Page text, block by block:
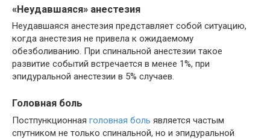
«Неудавшаяся» анестезия
Неудавшаяся анестезия представляет собой ситуацию,
когда анестезия не привела к ожидаемому
обезболиванию. При спинальной анестезии такое
развитие событий встречается в менее 1%, при
эпидуральной анестезии в 5% случаев.
Головная боль
Постпункционная головная боль является частым
спутником не только спинальной, но и эпидуральной